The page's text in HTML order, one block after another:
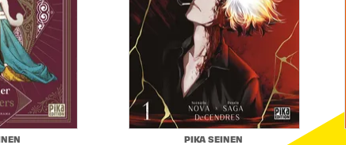
PIKA SEINEN